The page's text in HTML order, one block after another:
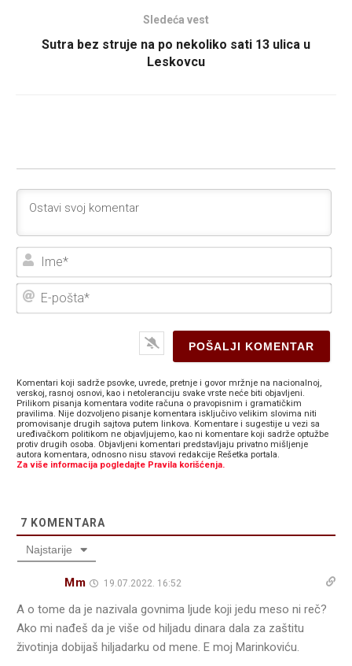
Sledeća vest
Sutra bez struje na po nekoliko sati 13 ulica u
Leskovcu
E-
Komentari koji sadrže psovke, uvrede, pretnje i govor mržnje na nacionalnoj,
verskoj, rasnoj osnovi, kao i netoleranciju svake vrste neće biti objavljeni.
Prilikom pisanja komentara vodite računa o pravopisnim i gramatičkim
pravilima. Nije dozvoljeno pisanje komentara isključivo velikim slovima niti
promovisanje drugih sajtova putem linkova. Komentare i sugestije u vezi sa
uređivačkom politikom ne objavljujemo, kao ni komentare koji sadrže optužbe
protiv drugih osoba. Objavljeni komentari predstavljaju privatno mišljenje
autora komentara, odnosno nisu stavovi redakcije Rešetka portala.
Za više informacija pogledajte Pravila korišćenja.
7 KOMENTARA
Najstarije
Mm 19.07.2022. 16:52
A o tome da je nazivala govnima ljude koji jedu meso ni reč?
Ako mi nađeš da je više od hiljadu dinara dala za zaštitu
životinja dobijaš hiljadarku od mene. E moj Marinkoviću.